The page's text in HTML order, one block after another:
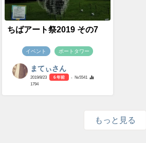
ちばアート祭2019 その7
イベント ポートタワー
まてぃさん
2019/8/23 6 年前
- №5541
1794
もっと見る